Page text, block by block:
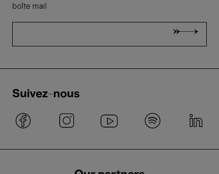
boîte mail
Suivez-nous